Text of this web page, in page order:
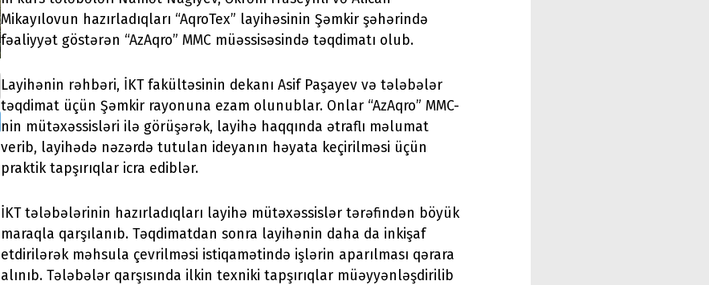
Mikayılovun hazırladıqları “AqroTex” layihəsinin Şəmkir şəhərində
fəaliyyət göstərən “AzAqro” MMC müəssisəsində təqdimatı olub.
Layihənin rəhbəri, İKT fakültəsinin dekanı Asif Paşayev və tələbələr
təqdimat üçün Şəmkir rayonuna ezam olunublar. Onlar “AzAqro” MMC-
nin mütəxəssisləri ilə görüşərək, layihə haqqında ətraflı məlumat
verib, layihədə nəzərdə tutulan ideyanın həyata keçirilməsi üçün
praktik tapşırıqlar icra ediblər.
İKT tələbələrinin hazırladıqları layihə mütəxəssislər tərəfindən böyük
maraqla qarşılanıb. Təqdimatdan sonra layihənin daha da inkişaf
etdirilərək məhsula çevrilməsi istiqamətində işlərin aparılması qərara
alınıb. Tələbələr qarşısında ilkin texniki tapşırıqlar müəyyənləşdirilib